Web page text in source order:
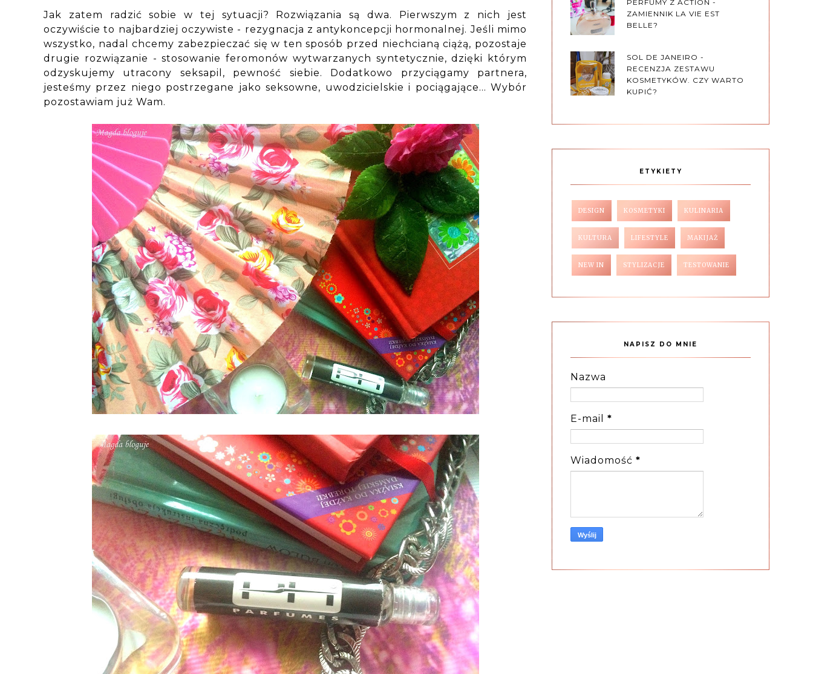
Jak zatem radzić sobie w tej sytuacji? Rozwiązania są dwa. Pierwszym z nich jest
oczywiście to najbardziej oczywiste - rezygnacja z antykoncepcji hormonalnej. Jeśli mimo
wszystko, nadal chcemy zabezpieczać się w ten sposób przed niechcianą ciążą, pozostaje
drugie rozwiązanie - stosowanie feromonów wytwarzanych syntetycznie, dzięki którym
odzyskujemy utracony seksapil, pewność siebie. Dodatkowo przyciągamy partnera,
jesteśmy przez niego postrzegane jako seksowne, uwodzicielskie i pociągające... Wybór
pozostawiam już Wam.
PERFUMY Z ACTION -
ZAMIENNIK LA VIE EST
BELLE?
SOL DE JANEIRO -
RECENZJA ZESTAWU
KOSMETYKÓW. CZY WARTO
KUPIĆ?
ETYKIETY
DESIGN KOSMETYKI KULINARIA
KULTURA LIFESTYLE MAKIJAŻ
NEW IN STYLIZACJE TESTOWANIE
NAPISZ DO MNIE
Nazwa
E-mail *
Wiadomość *